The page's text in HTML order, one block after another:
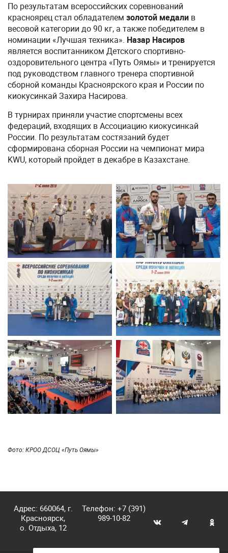
По результатам всероссийских соревнований
красноярец стал обладателем золотой медали в
весовой категории до 90 кг, а также победителем в
номинации «Лучшая техника». Назар Насиров
является воспитанником Детского спортивно-
оздоровительного центра «Путь Оямы» и тренируется
под руководством главного тренера спортивной
сборной команды Красноярского края и России по
киокусинкай Захира Насирова.
В турнирах приняли участие спортсмены всех
федераций, входящих в Ассоциацию киокусинкай
России. По результатам состязаний будет
сформирована сборная России на чемпионат мира
KWU, который пройдет в декабре в Казахстане.
Фото: КРОО ДСОЦ «Путь Оямы»
Адрес: 660064, г.
Красноярск,
о. Отдыха, 12
Телефон:+7 (391)
989-10-82